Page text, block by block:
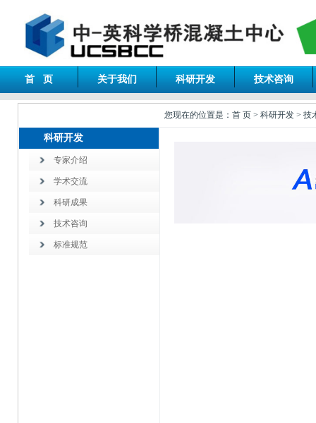
首 页 关于我们 科研开发 技术咨询
您现在的位置是：首 页 > 科研开发 > 技
科研开发
专家介绍
学术交流
科研成果
技术咨询
标准规范